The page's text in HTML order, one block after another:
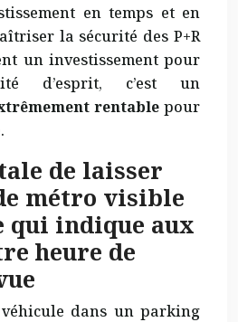
en temps et en
la sécurité des P+R
un investissement pour
d’esprit, c’est un
rentable pour
de laisser
métro visible
qui indique aux
heure de
dans un parking